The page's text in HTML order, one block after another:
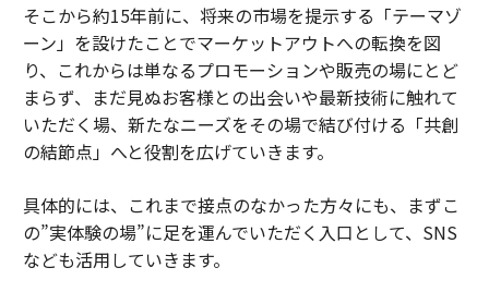
そこから約15年前に、将来の市場を提示する「テーマゾ
ーン」を設けたことでマーケットアウトへの転換を図
り、これからは単なるプロモーションや販売の場にとど
まらず、まだ見ぬお客様との出会いや最新技術に触れて
いただく場、新たなニーズをその場で結び付ける「共創
の結節点」へと役割を広げていきます。
具体的には、これまで接点のなかった方々にも、まずこ
の”実体験の場”に足を運んでいただく入口として、SNS
なども活用していきます。